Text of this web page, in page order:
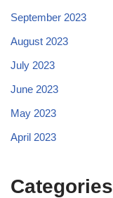
September 2023
August 2023
July 2023
June 2023
May 2023
April 2023
Categories